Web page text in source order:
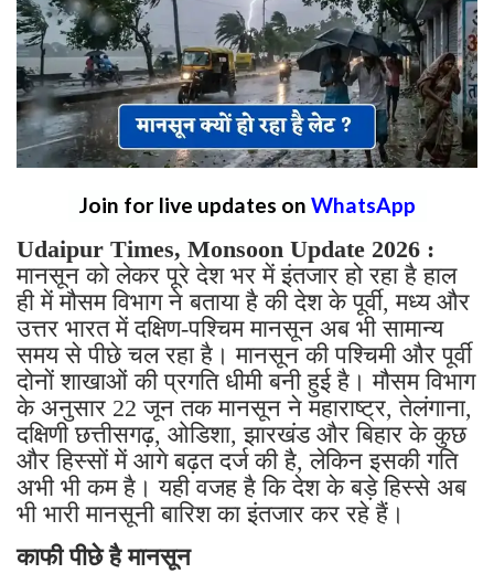
Join for live updates on WhatsApp
Udaipur Times, Monsoon Update 2026 :
मानसून को लेकर पूरे देश भर में इंतजार हो रहा है हाल
ही में मौसम विभाग ने बताया है की देश के पूर्वी, मध्य और
उत्तर भारत में दक्षिण-पश्चिम मानसून अब भी सामान्य
समय से पीछे चल रहा है। मानसून की पश्चिमी और पूर्वी
दोनों शाखाओं की प्रगति धीमी बनी हुई है। मौसम विभाग
के अनुसार 22 जून तक मानसून ने महाराष्ट्र, तेलंगाना,
दक्षिणी छत्तीसगढ़, ओडिशा, झारखंड और बिहार के कुछ
और हिस्सों में आगे बढ़त दर्ज की है, लेकिन इसकी गति
अभी भी कम है। यही वजह है कि देश के बड़े हिस्से अब
भी भारी मानसूनी बारिश का इंतजार कर रहे हैं।
काफी पीछे है मानसून